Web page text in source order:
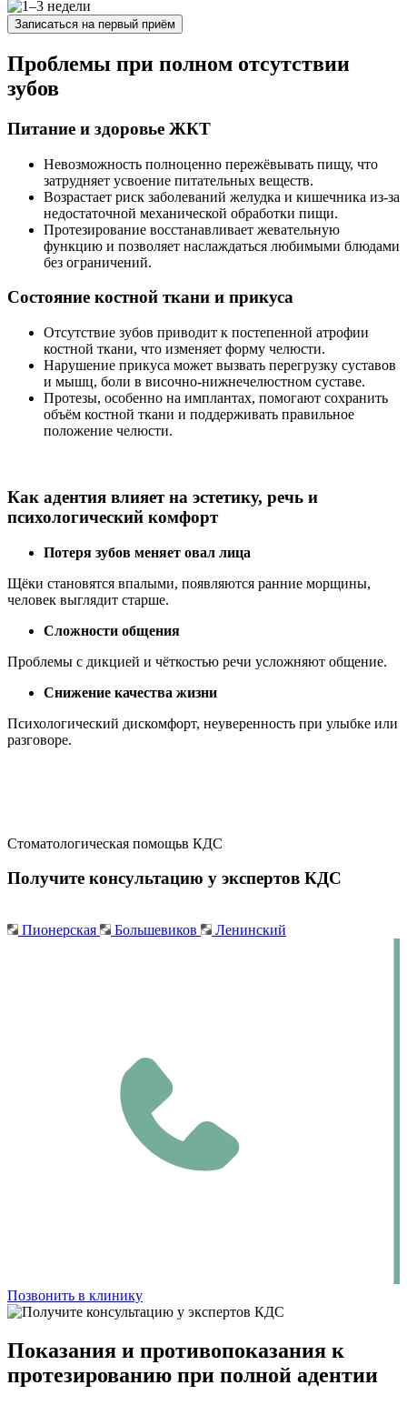
Записаться на первый приём
Проблемы при полном отсутствии
зубов
Питание и здоровье ЖКТ
Невозможность полноценно пережёвывать пищу, что
затрудняет усвоение питательных веществ.
Возрастает риск заболеваний желудка и кишечника из-за
недостаточной механической обработки пищи.
Протезирование восстанавливает жевательную
функцию и позволяет наслаждаться любимыми блюдами
без ограничений.
Состояние костной ткани и прикуса
Отсутствие зубов приводит к постепенной атрофии
костной ткани, что изменяет форму челюсти.
Нарушение прикуса может вызвать перегрузку суставов
и мышц, боли в височно-нижнечелюстном суставе.
Протезы, особенно на имплантах, помогают сохранить
объём костной ткани и поддерживать правильное
положение челюсти.
Как адентия влияет на эстетику, речь и
психологический комфорт
Потеря зубов меняет овал лица
Щёки становятся впалыми, появляются ранние морщины,
человек выглядит старше.
Сложности общения
Проблемы с дикцией и чёткостью речи усложняют общение.
Снижение качества жизни
Психологический дискомфорт, неуверенность при улыбке или
разговоре.
Стоматологическая помощьв КДС
Получите консультацию у экспертов КДС
Пионерская Большевиков Ленинский
Позвонить в клинику
Показания и противопоказания к
протезированию при полной адентии